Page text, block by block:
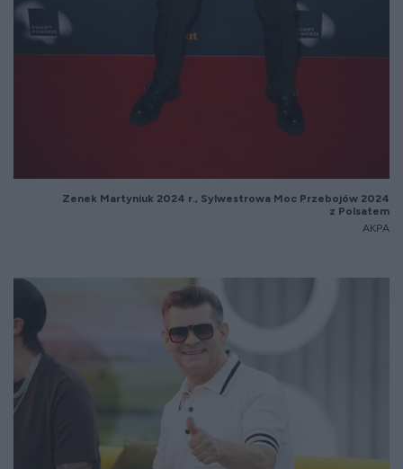
Zenek Martyniuk 2024 r., Sylwestrowa Moc Przebojów 2024
z Polsatem
AKPA